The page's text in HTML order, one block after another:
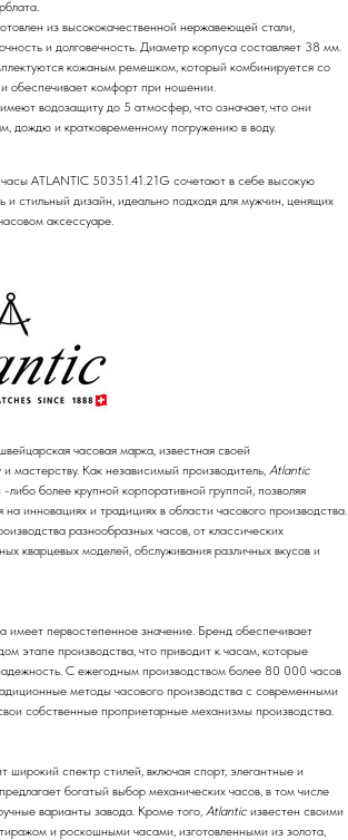
из высококачественной нержавеющей стали,
и долговечность. Диаметр корпуса составляет 38 мм.
кожаным ремешком, который комбинируется со
обеспечивает комфорт при ношении.
водозащиту до 5 атмосфер, что означает, что они
дождю и кратковременному погружению в воду.
ATLANTIC 50351.41.21G сочетают в себе высокую
и стильный дизайн, идеально подходя для мужчин, ценящих
аксессуаре.
часовая марка, известная своей
мастерству. Как независимый производитель, Atlantic
либо более крупной корпоративной группой, позволяя
на инновациях и традициях в области часового производства.
разнообразных часов, от классических
кварцевых моделей, обслуживания различных вкусов и
имеет первостепенное значение. Бренд обеспечивает
этапе производства, что приводит к часам, которые
С ежегодным производством более 80 000 часов
методы часового производства с современными
собственные проприетарные механизмы производства.
широкий спектр стилей, включая спорт, элегантные и
богатый выбор механических часов, в том числе
варианты завода. Кроме того, Atlanticизвестен своими
и роскошными часами, изготовленными из золота,